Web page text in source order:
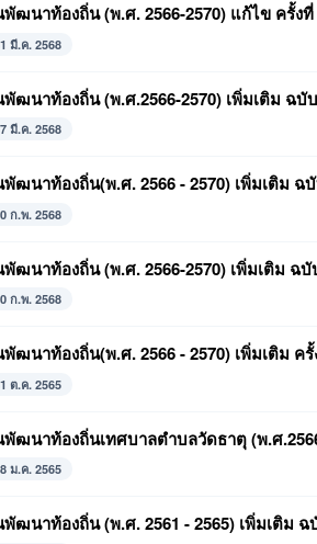
ฒนาท้องถิ่น (พ.ศ. 2566-2570) แก้ไข ครั้งที่
มี.ค. 2568
ฒนาท้องถิ่น (พ.ศ.2566-2570) เพิ่มเติม ฉบั
มี.ค. 2568
ฒนาท้องถิ่น(พ.ศ. 2566 - 2570) เพิ่มเติม ฉ
ก.พ. 2568
ฒนาท้องถิ่น (พ.ศ. 2566-2570) เพิ่มเติม ฉบั
ก.พ. 2568
ฒนาท้องถิ่น(พ.ศ. 2566 - 2570) เพิ่มเติม ครั้
ต.ค. 2565
ฒนาท้องถิ่นเทศบาลตำบลวัดธาตุ (พ.ศ
ม.ค. 2565
ฒนาท้องถิ่น (พ.ศ. 2561 - 2565) เพิ่มเติม ฉ